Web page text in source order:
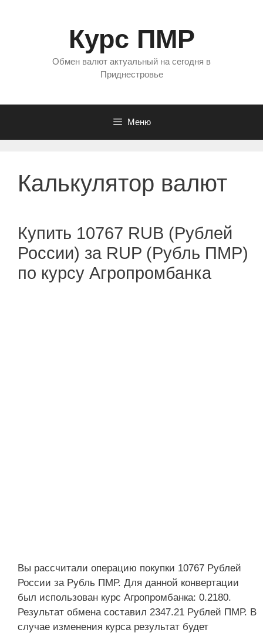
Курс ПМР
Обмен валют актуальный на сегодня в
Приднестровье
Меню
Калькулятор валют
Купить 10767 RUB (Рублей
России) за RUP (Рубль ПМР)
по курсу Агропромбанка
Вы рассчитали операцию покупки 10767 Рублей
России за Рубль ПМР. Для данной конвертации
был использован курс Агропромбанка: 0.2180.
Результат обмена составил 2347.21 Рублей ПМР. В
случае изменения курса результат будет